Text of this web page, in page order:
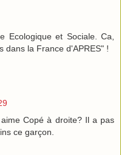
Ecologique et Sociale. Ca,
dans la France d'APRES" !
Copé à droite? Il a pas
ce garçon.